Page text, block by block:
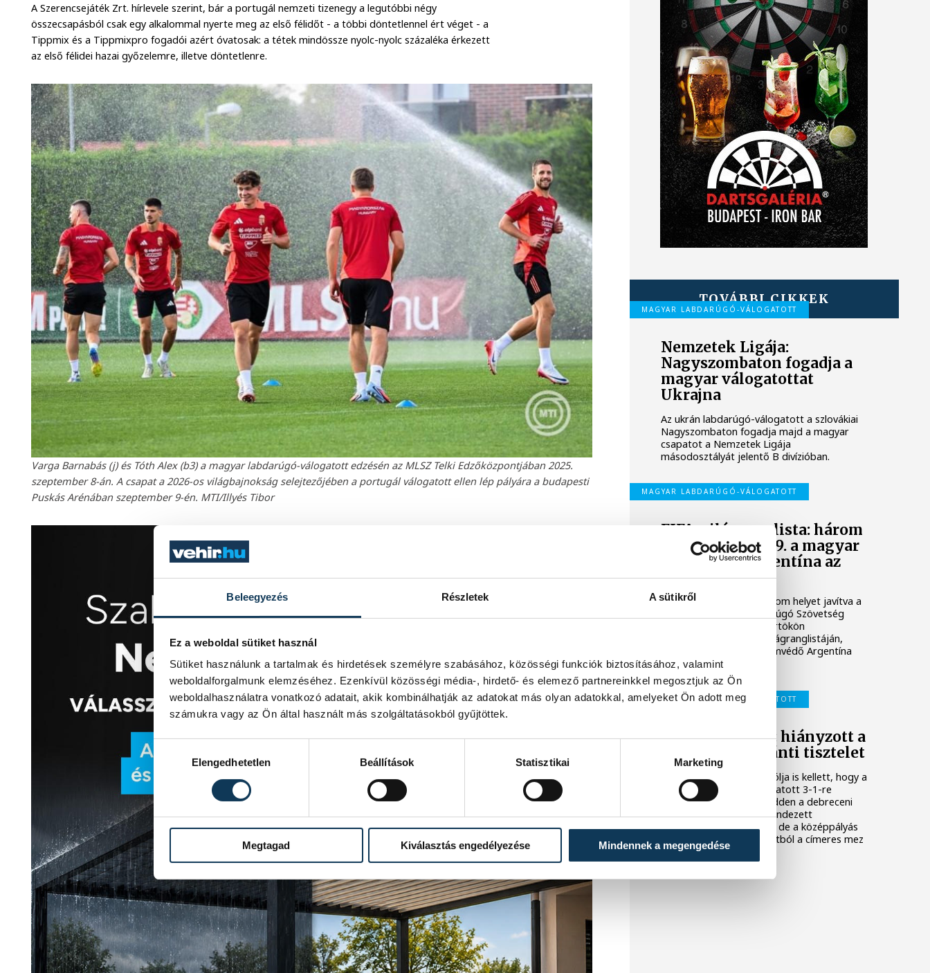
Beleegyezés Részletek A sütikről
Ez a weboldal sütiket használ
Sütiket használunk a tartalmak és hirdetések személyre szabásához, közösségi funkciók biztosításához, valamint
weboldalforgalmunk elemzéséhez. Ezenkívül közösségi média-, hirdető- és elemező partnereinkkel megosztjuk az Ön
weboldalhasználatra vonatkozó adatait, akik kombinálhatják az adatokat más olyan adatokkal, amelyeket Ön adott meg
számukra vagy az Ön által használt más szolgáltatásokból gyűjtöttek.
Elengedhetetlen
Beállítások Statisztikai Marketing
Megtagad Kiválasztás engedélyezése Mindennek a megengedése
A Szerencsejáték Zrt. hírlevele szerint, bár a portugál nemzeti tizenegy a legutóbbi négy
összecsapásból csak egy alkalommal nyerte meg az első félidőt - a többi döntetlennel ért véget - a
Tippmix és a Tippmixpro fogadói azért óvatosak: a tétek mindössze nyolc-nyolc százaléka érkezett
az első félidei hazai győzelemre, illetve döntetlenre.
Varga Barnabás (j) és Tóth Alex (b3) a magyar labdarúgó-válogatott edzésén az MLSZ Telki Edzőközpontjában 2025.
szeptember 8-án. A csapat a 2026-os világbajnokság selejtezőjében a portugál válogatott ellen lép pályára a budapesti
Puskás Arénában szeptember 9-én. MTI/Illyés Tibor
TOVÁBBI CIKKEK
MAGYAR LABDARÚGÓ-VÁLOGATOTT
Nemzetek Ligája:
Nagyszombaton fogadja a
magyar válogatottat
Ukrajna
Az ukrán labdarúgó-válogatott a szlovákiai
Nagyszombaton fogadja majd a magyar
csapatot a Nemzetek Ligája
másodosztályát jelentő B divízióban.
MAGYAR LABDARÚGÓ-VÁLOGATOTT
FIFA-világranglista: három
helyet javítva 39. a magyar
válogatott, Argentína az
élen
A magyar válogatott három helyet javítva a
39. a Nemzetközi Labdarúgó Szövetség
(FIFA) legfrissebb, csütörtökön
nyilvánosságra hozott világranglistáján,
amelyet a világbajnoki címvédő Argentína
vezet.
MAGYAR LABDARÚGÓ-VÁLOGATOTT
Schäfer András: hiányzott a
címeres mez iránti tisztelet
Schäfer András bombagólja is kellett, hogy a
magyar labdarúgó-válogatott 3-1-re
legyőzze a kazahokat kedden a debreceni
Nagyerdei Stadionban rendezett
barátságos mérkőzésen, de a középpályás
szerint hiányzott a csapatból a címeres mez
iránti tisztelet.